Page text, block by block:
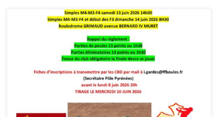
F4 Cécile Gehant championne Pôle Pyrénées en simples F4.
nos féminines pour ce troisième titre décroché cette saison. M4 M3
F3 gerard.moreno82@gmail.com